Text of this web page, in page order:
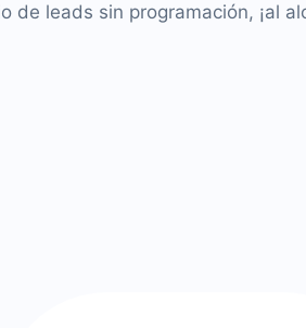
de leads sin programación, ¡al